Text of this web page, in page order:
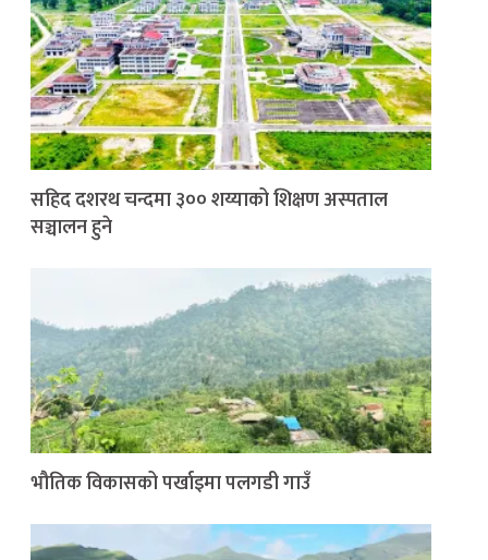
सहिद दशरथ चन्दमा ३०० शय्याको शिक्षण अस्पताल
सञ्चालन हुने
भौतिक विकासको पर्खाइमा पलगडी गाउँ